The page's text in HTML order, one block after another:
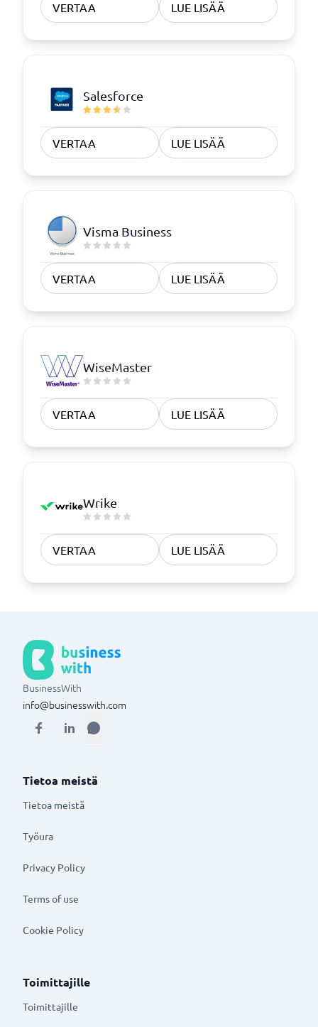
VERTAA LUE LISÄÄ
Salesforce
VERTAA LUE LISÄÄ
Visma Business
VERTAA LUE LISÄÄ
WiseMaster
VERTAA LUE LISÄÄ
Wrike
VERTAA LUE LISÄÄ
BusinessWith
info@businesswith.com
Tietoa meistä
Tietoa meistä
Työura
Privacy Policy
Terms of use
Cookie Policy
Toimittajille
Toimittajille